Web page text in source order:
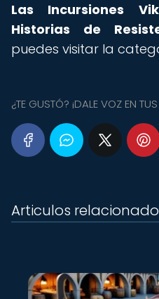
Las Incursiones
Historias de
puedes visitar la
¿TE GUSTÓ? ¡DALE VOZ EN TUS
Articulos